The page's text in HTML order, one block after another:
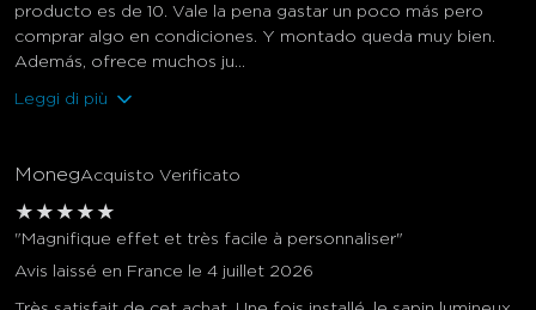
producto es de 10. Vale la pena gastar un poco más pero
comprar algo en condiciones. Y montado queda muy bien.
Además, ofrece muchos ju...
Leggi di più
MonegAcquisto Verificato
★ ★ ★ ★ ★
"Magnifique effet et très facile à personnaliser"
Avis laissé en France le 4 juillet 2026